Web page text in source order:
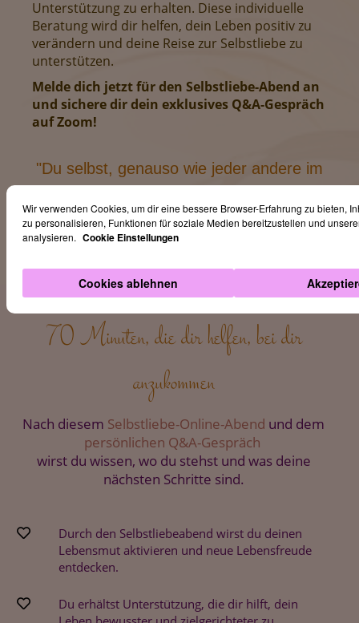
Unterstützung zu erhalten. Diese individuelle
Beratung wird dir helfen, dein Leben positiv zu
verändern und deine Reise zur Selbstliebe zu
unterstützen.
Melde dich jetzt für den Selbstliebe-Abend an
und sichere dir dein exklusives Q&A-Gespräch
auf Zoom!
"Du selbst, genauso wie jeder andere im
Liebe und Zuneigung." – Buddha
70 Minuten, die dir helfen, bei dir
anzukommen
Nach diesem Selbstliebe-Online-Abend und dem
persönlichen Q&A-Gespräch
wirst du wissen, wo du stehst und was deine
nächsten Schritte sind.
Durch den Selbstliebeabend wirst du deinen
Lebensmut aktivieren und neue Lebensfreude
entdecken.
Du erhältst Unterstützung, die dir hilft, dein
Wir verwenden Cookies, um dir eine bessere Browser-Erfahrung zu bieten,
zu personalisieren, Funktionen für soziale Medien bereitzustellen und
analysieren. Cookie Einstellungen
Cookies ablehnen